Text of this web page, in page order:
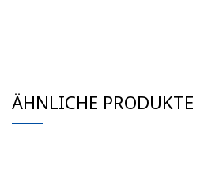
ÄHNLICHE PRODUKTE